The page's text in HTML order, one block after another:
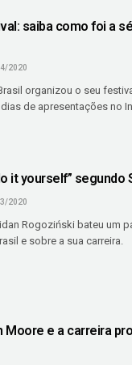
saiba como foi a
2020
organizou o seu
de apresentações no
it yourself” segundo
2020
Rogoziński bateu um
e sobre a sua carreira.
Moore e a carreira